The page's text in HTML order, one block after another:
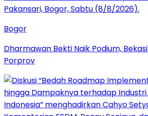
Bogor
Dharmawan Bekti Naik Podium,
Porprov